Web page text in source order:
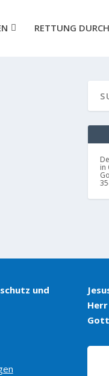
RETTUNG
in
und